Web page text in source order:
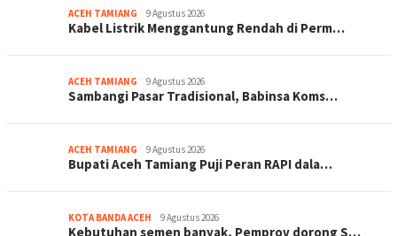
ACEH TAMIANG 9 Agustus 2026
Kabel Listrik Menggantung Rendah di Perm…
ACEH TAMIANG 9 Agustus 2026
Sambangi Pasar Tradisional, Babinsa Koms…
ACEH TAMIANG 9 Agustus 2026
Bupati Aceh Tamiang Puji Peran RAPI dala…
KOTA BANDA ACEH 9 Agustus 2026
Kebutuhan semen banyak, Pemprov dorong S…